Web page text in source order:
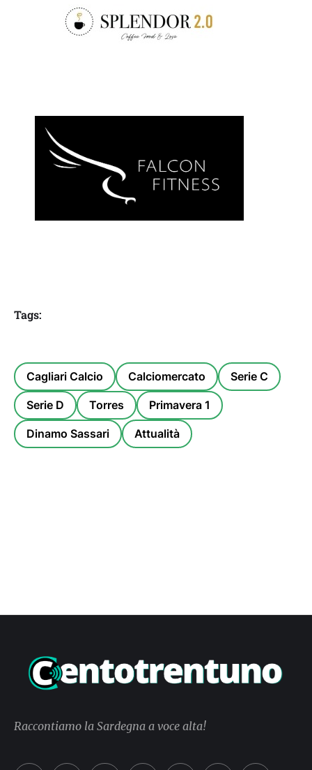
Tags:
Cagliari Calcio Calciomercato Serie C
Serie D Torres Primavera 1
Dinamo Sassari Attualità
Raccontiamo la Sardegna a voce alta!